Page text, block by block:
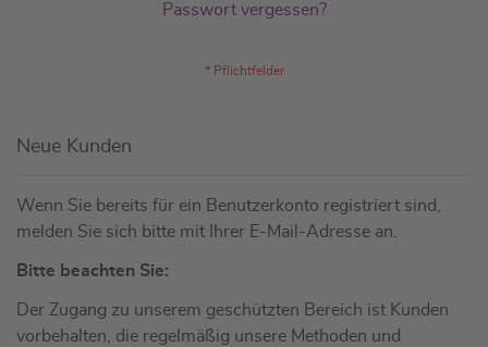
Passwort vergessen?
Neue Kunden
Wenn Sie bereits für ein Benutzerkonto registriert sind,
melden Sie sich bitte mit Ihrer E-Mail-Adresse an.
Bitte beachten Sie:
Der Zugang zu unserem geschützten Bereich ist Kunden
vorbehalten, die regelmäßig unsere Methoden und